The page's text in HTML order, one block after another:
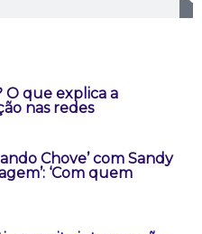
O que explica a
nas redes
Chove’ com Sandy
‘Com quem